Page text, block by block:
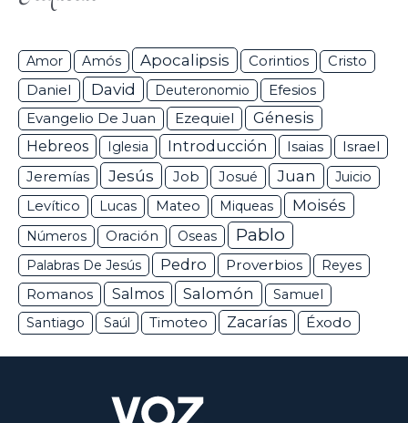
Amor Amós Apocalipsis Corintios Cristo
Daniel David Deuteronomio Efesios
Evangelio De Juan Ezequiel
Génesis
Hebreos
Iglesia Introducción Isaias Israel
Jeremías Jesús Job Josué Juan
Juicio
Levítico
Lucas Mateo Miqueas Moisés
Números Oración Oseas Pablo
Palabras De Jesús Pedro Proverbios Reyes
Romanos Salmos Salomón
Samuel
Santiago
Saúl Timoteo Zacarías Éxodo